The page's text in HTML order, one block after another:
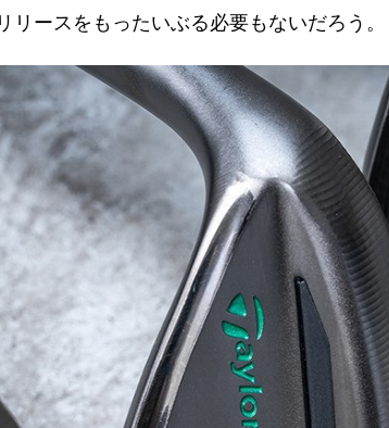
ースをもったいぶる必要もないだろう。